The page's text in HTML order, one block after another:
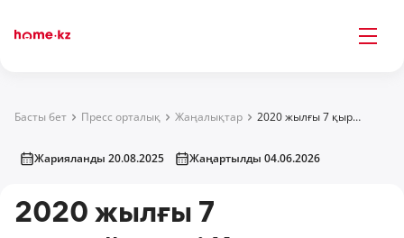
Басты бет Пресс орталық Жаңалықтар 2020 жылғы 7 қыркүйектегі Кредит шартының жалпы талаптарының жаңартылуы
Жарияланды 20.08.2025 Жаңартылды 04.06.2026
2020 жылғы 7